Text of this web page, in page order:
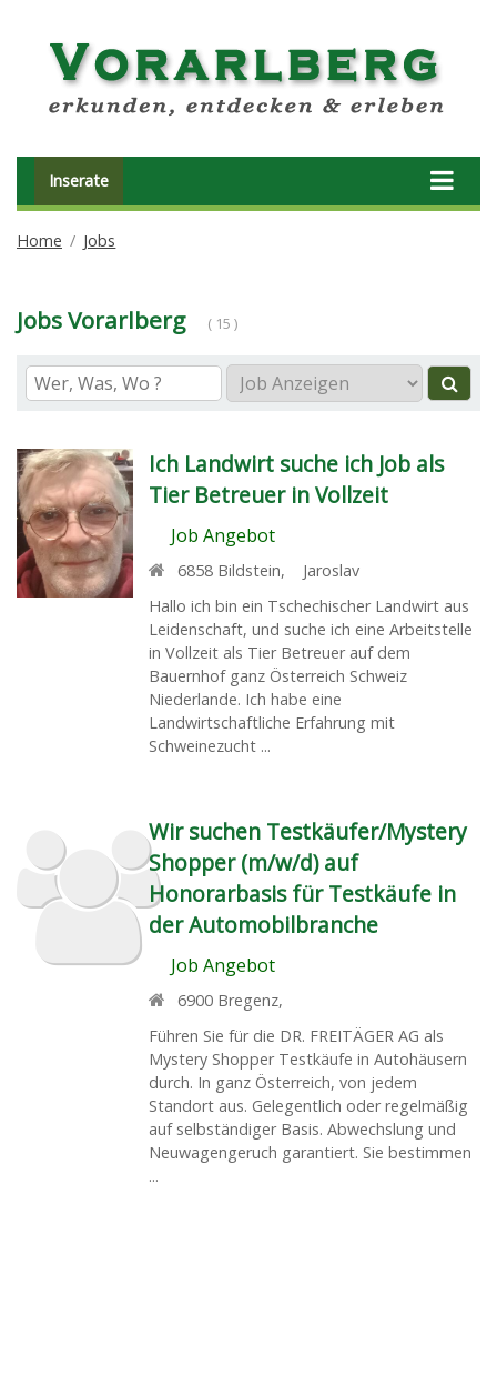
Inserate
Home Jobs
Jobs Vorarlberg ( 15 )
Ich Landwirt suche ich Job als
Tier Betreuer in Vollzeit
Job Angebot
6858 Bildstein,
Jaroslav
Hallo ich bin ein Tschechischer Landwirt aus
Leidenschaft, und suche ich eine Arbeitstelle
in Vollzeit als Tier Betreuer auf dem
Bauernhof ganz Österreich Schweiz
Niederlande. Ich habe eine
Landwirtschaftliche Erfahrung mit
Schweinezucht ...
Wir suchen Testkäufer/Mystery
Shopper (m/w/d) auf
Honorarbasis für Testkäufe in
der Automobilbranche
Job Angebot
6900 Bregenz,
Führen Sie für die DR. FREITÄGER AG als
Mystery Shopper Testkäufe in Autohäusern
durch. In ganz Österreich, von jedem
Standort aus. Gelegentlich oder regelmäßig
auf selbständiger Basis. Abwechslung und
Neuwagengeruch garantiert. Sie bestimmen
...